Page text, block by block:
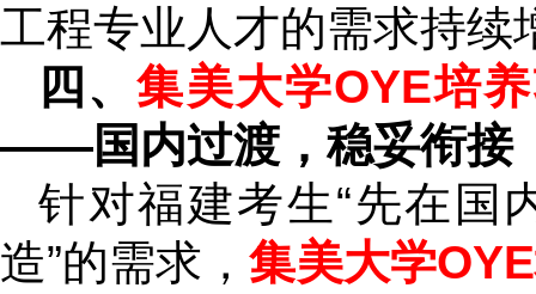
工程专业人才的需求持续
四、集美大学OYE培
——国内过渡，稳妥衔接
针对福建考生“先在国
造”的需求，集美大学